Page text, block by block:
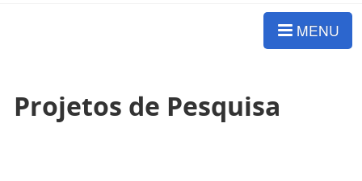
MENU
Projetos de Pesquisa